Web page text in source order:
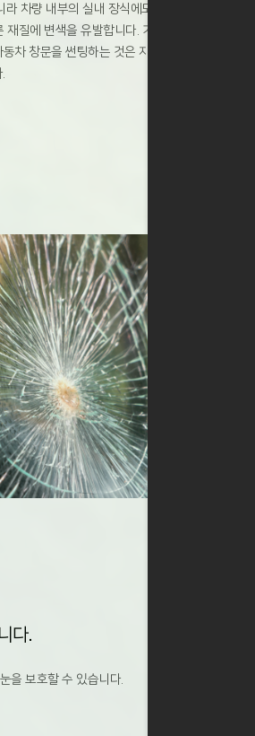
차량 내부의 실내 장식에도 해가 됩니
질에 변색을 유발합니다. 가죽은 태양
차 창문을 썬팅하는 것은 자동차 실내
다.
을 보호할 수 있습니다.